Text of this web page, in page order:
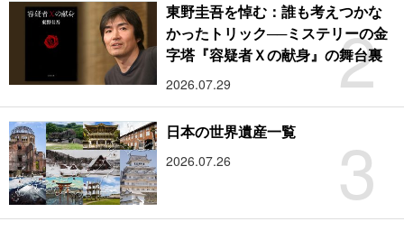
2
東野圭吾を悼む：誰も考えつかな
かったトリック──ミステリーの金
字塔『容疑者Ｘの献身』の舞台裏
2026.07.29
3
日本の世界遺産一覧
2026.07.26